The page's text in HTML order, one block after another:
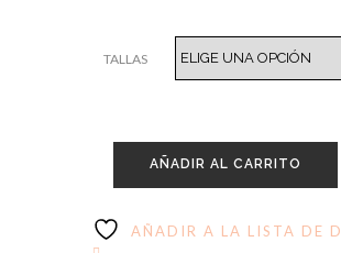
17,00€.8,50€.
TALLAS
AÑADIR AL CARRITO
AÑADIR A LA LISTA DE